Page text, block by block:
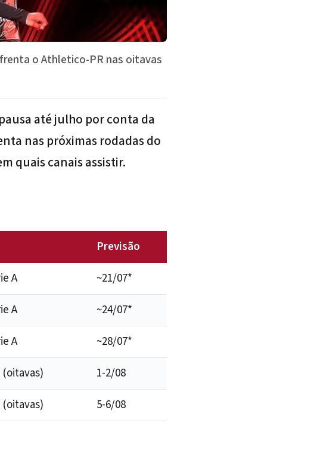
o Athletico-PR nas oitavas
até julho por conta da
nas próximas rodadas do
quais canais assistir.
Previsão
A
~21/07*
A
~24/07*
A
~28/07*
1-2/08
5-6/08